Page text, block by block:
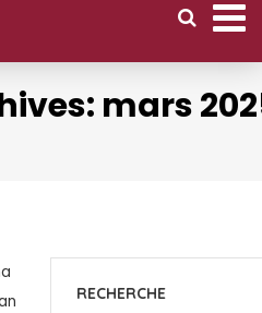
mars
RECHERCHE